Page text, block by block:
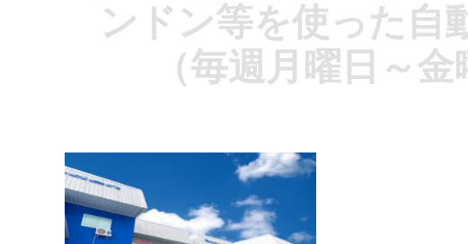
ンドン等を使った自
（毎週月曜日～